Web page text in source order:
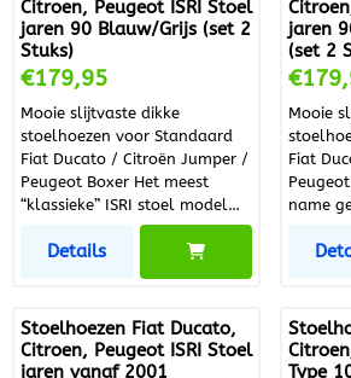
Citroen, Peugeot ISRI Stoel
jaren 90 Blauw/Grijs (set 2
Stuks)
Prijs: 179,95
€179,95
Mooie slijtvaste dikke
stoelhoezen voor Standaard
Fiat Ducato / Citroën Jumper /
Peugeot Boxer Het meest
“klassieke” ISRI stoel model
dat we voeren. Met name
begin jaren ’90 gebruikt. Deze
stoel is iets kleiner dan model
armsteunen, die we bekleden
met armsteunhoezen. Ook het
zitvlak is hoekiger dan model
Details
jaren
(set 2
Prijs:
Mooie
Fiat
name
jaren
model
zitvlak
Stoelhoezen Fiat Ducato,
Citroen, Peugeot ISRI Stoel
jaren vanaf 2001
Type